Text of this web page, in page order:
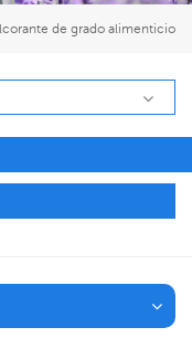
de grado alimenticio